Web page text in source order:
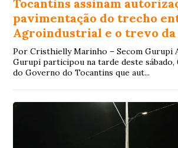
Tocantins assinam
pavimentação do trecho
Agroindustrial e o trevo da
Por Cristhielly Marinho – Secom Gurupi
Gurupi participou na tarde deste sábado,
do Governo do Tocantins que aut...